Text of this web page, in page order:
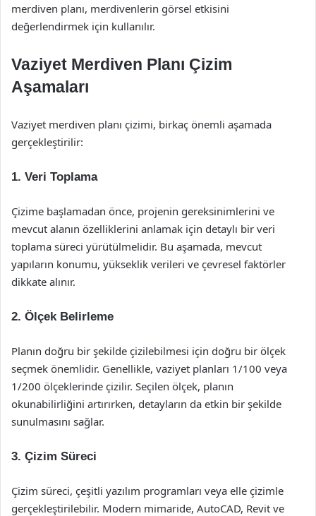
merdiven planı, merdivenlerin görsel etkisini
değerlendirmek için kullanılır.
Vaziyet Merdiven Planı Çizim
Aşamaları
Vaziyet merdiven planı çizimi, birkaç önemli aşamada
gerçekleştirilir:
1. Veri Toplama
Çizime başlamadan önce, projenin gereksinimlerini ve
mevcut alanın özelliklerini anlamak için detaylı bir veri
toplama süreci yürütülmelidir. Bu aşamada, mevcut
yapıların konumu, yükseklik verileri ve çevresel faktörler
dikkate alınır.
2. Ölçek Belirleme
Planın doğru bir şekilde çizilebilmesi için doğru bir ölçek
seçmek önemlidir. Genellikle, vaziyet planları 1/100 veya
1/200 ölçeklerinde çizilir. Seçilen ölçek, planın
okunabilirliğini artırırken, detayların da etkin bir şekilde
sunulmasını sağlar.
3. Çizim Süreci
Çizim süreci, çeşitli yazılım programları veya elle çizimle
gerçekleştirilebilir. Modern mimaride, AutoCAD, Revit ve